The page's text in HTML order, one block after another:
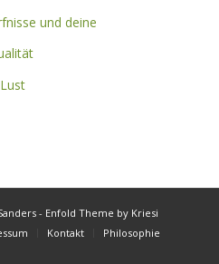
und deine
- Enfold Theme by Kriesi
Kontakt Philosophie